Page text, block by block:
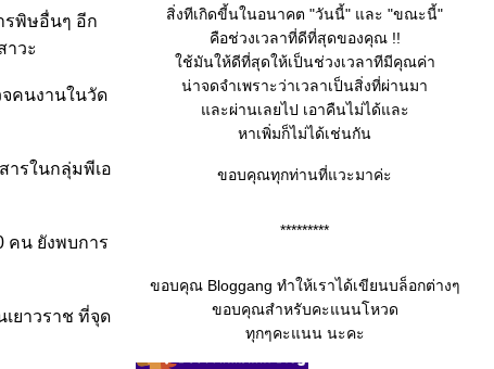
รพิษอื่นๆ อีก
าวะ
คนงานในวัด
ารในกลุ่มพีเอ
คน ยังพบการ
ยาวราช ที่จุด
สิ่งทีเกิดขี้นในอนาคต "วันนี้" และ "ขณะนี้"
คือช่วงเวลาที่ดีที่สุดของคุณ !!
ช้มันให้ดีที่สุดให้เป็นช่วงเวลาทีมีคุณค่า
น่าจดจำเพราะว่าเวลาเป็นสิ่งที่ผ่านมา
ละผ่านเลยไป เอาคืนไม่ได้และ
หาเพิ่มก็ไม่ได้เช่นกัน
ขอบคุณทุกท่านที่แวะมาค่ะ
*********
ขอบคุณ Bloggang ทำให้เราได้เขียนบล็อกต่างๆ
ขอบคุณสำหรับคะแนนโหวด
ทุกๆคะแนน นะคะ